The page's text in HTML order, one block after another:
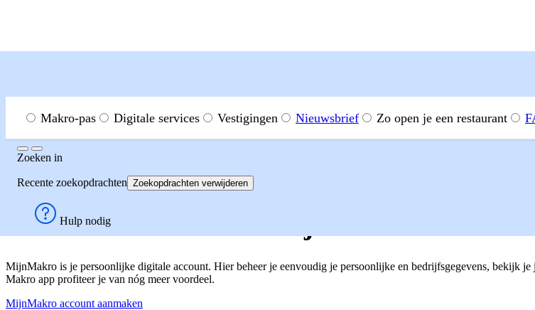
Menu
Zoeken in
Zoeken in
Recente zoekopdrachten Zoekopdrachten verwijderen
Hulp nodig
Makro-pas Digitale services Vestigingen Nieuwsbrief Zo open je een restaurant
De voordelen van het MijnMakro account
MijnMakro is je persoonlijke digitale account. Hier beheer je eenvoudig je persoonlijke en bedrijfsgegevens, bekijk
Makro app profiteer je van nóg meer voordeel.
MijnMakro account aanmaken